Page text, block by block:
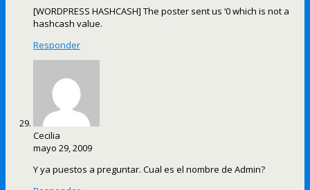
[WORDPRESS HASHCASH] The poster sent us ‘0 which is not a
hashcash value.
Responder
Cecilia
mayo 29, 2009
Y ya puestos a preguntar. Cual es el nombre de Admin?